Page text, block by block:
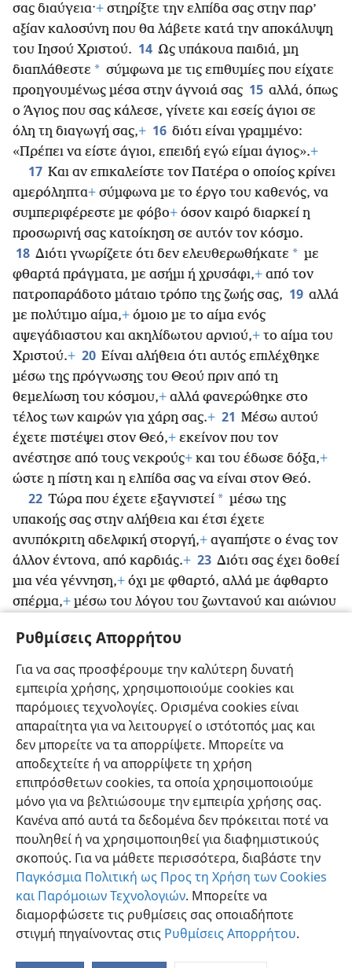
Ρυθμίσεις Απορρήτου
Για να σας προσφέρουμε την καλύτερη δυνατή
εμπειρία χρήσης, χρησιμοποιούμε cookies και
παρόμοιες τεχνολογίες. Ορισμένα cookies είναι
απαραίτητα για να λειτουργεί ο ιστότοπός μας και
δεν μπορείτε να τα απορρίψετε. Μπορείτε να
αποδεχτείτε ή να απορρίψετε τη χρήση
επιπρόσθετων cookies, τα οποία χρησιμοποιούμε
μόνο για να βελτιώσουμε την εμπειρία χρήσης σας.
Κανένα από αυτά τα δεδομένα δεν πρόκειται ποτέ να
πουληθεί ή να χρησιμοποιηθεί για διαφημιστικούς
σκοπούς. Για να μάθετε περισσότερα, διαβάστε την
Παγκόσμια Πολιτική ως Προς τη Χρήση των Cookies
και Παρόμοιων Τεχνολογιών. Μπορείτε να
διαμορφώσετε τις ρυθμίσεις σας οποιαδήποτε
στιγμή πηγαίνοντας στις Ρυθμίσεις Απορρήτου.
σας διαύγεια·+ στηρίξτε την ελπίδα σας στην παρ’
αξίαν καλοσύνη που θα λάβετε κατά την αποκάλυψη
του Ιησού Χριστού. 14 Ως υπάκουα παιδιά, μη
διαπλάθεστε * σύμφωνα με τις επιθυμίες που είχατε
προηγουμένως μέσα στην άγνοιά σας 15 αλλά, όπως
ο Άγιος που σας κάλεσε, γίνετε και εσείς άγιοι σε
όλη τη διαγωγή σας,+ 16 διότι είναι γραμμένο:
«Πρέπει να είστε άγιοι, επειδή εγώ είμαι άγιος».+
17 Και αν επικαλείστε τον Πατέρα ο οποίος κρίνει
αμερόληπτα+ σύμφωνα με το έργο του καθενός, να
συμπεριφέρεστε με φόβο+ όσον καιρό διαρκεί η
προσωρινή σας κατοίκηση σε αυτόν τον κόσμο.
18 Διότι γνωρίζετε ότι δεν ελευθερωθήκατε * με
φθαρτά πράγματα, με ασήμι ή χρυσάφι,+ από τον
πατροπαράδοτο μάταιο τρόπο της ζωής σας, 19 αλλά
με πολύτιμο αίμα,+ όμοιο με το αίμα ενός
αψεγάδιαστου και ακηλίδωτου αρνιού,+ το αίμα του
Χριστού.+ 20 Είναι αλήθεια ότι αυτός επιλέχθηκε
μέσω της πρόγνωσης του Θεού πριν από τη
θεμελίωση του κόσμου,+ αλλά φανερώθηκε στο
τέλος των καιρών για χάρη σας.+ 21 Μέσω αυτού
έχετε πιστέψει στον Θεό,+ εκείνον που τον
ανέστησε από τους νεκρούς+ και του έδωσε δόξα,+
ώστε η πίστη και η ελπίδα σας να είναι στον Θεό.
22 Τώρα που έχετε εξαγνιστεί * μέσω της
υπακοής σας στην αλήθεια και έτσι έχετε
ανυπόκριτη αδελφική στοργή,+ αγαπήστε ο ένας τον
άλλον έντονα, από καρδιάς.+ 23 Διότι σας έχει δοθεί
μια νέα γέννηση,+ όχι με φθαρτό, αλλά με άφθαρτο
σπέρμα,+ μέσω του λόγου του ζωντανού και αιώνιου
και όλη η δόξα της είναι σαν άνθος του αγρού· το
χορτάρι ξεραίνεται και το άνθος πέφτει,
αλλά ο
λόγος του Ιεχωβά
* παραμένει για πάντα». +Και
αυτός ο «λόγος» είναι τα καλά νέα που
διακηρύχτηκαν σε εσάς.+
Ελληνική Κοινή Χρήση Προτιμήσεις
Copyright© 2026 Watch Tower Bible and Tract Society of Pennsylvania
Όροι Χρήσης Πολιτική Απορρήτου
Ρυθμίσεις Απορρήτου
JW.ORG
Σύνδεση